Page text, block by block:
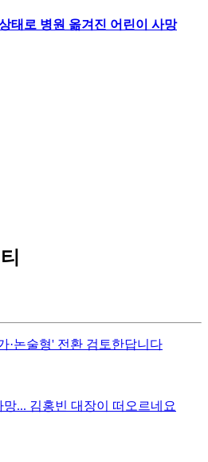
태로 병원 옮겨진 어린이 사망
·논술형' 전환 검토한답니다
... 김홍빈 대장이 떠오르네요